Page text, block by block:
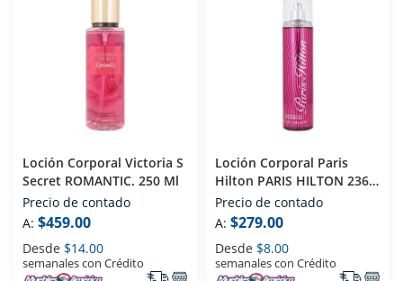
Loción Corporal Victoria S
Secret ROMANTIC. 250 Ml
Precio de contado
A: $459.00
Desde $14.00
semanales con Crédito
Loción Corporal Paris
Hilton PARIS HILTON 236
Ml
Precio de contado
A: $279.00
Desde $8.00
semanales con Crédito